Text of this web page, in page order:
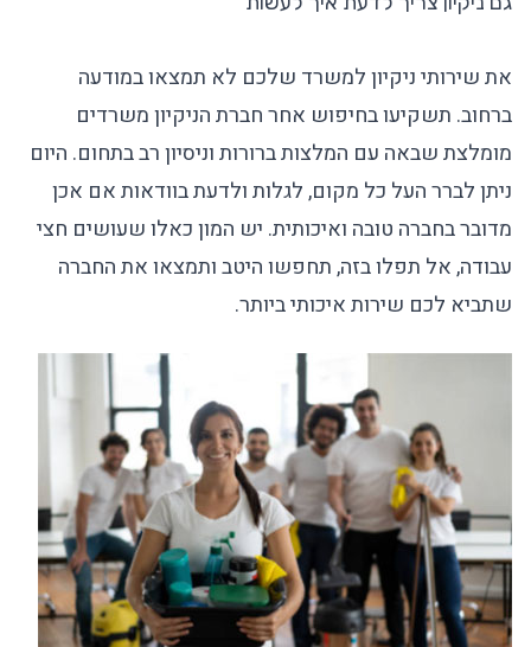
אתשירותי ניקיון למשרד שלכם לא תמצאו במודעה
ברחוב. תשקיעו בחיפוש אחרחברת הניקיון משרדים
מומלצתשבאה עם המלצות ברורות וניסיון רב בתחום. היום
ניתן לברר העל כל מקום, לגלות ולדעת בוודאות אם אכן
מדובר בחברה טובה ואיכותית. יש המון כאלו שעושים חצי
עבודה, אל תפלו בזה, תחפשו היטב ותמצאו את החברה
שתביא לכם שירות איכותי ביותר.